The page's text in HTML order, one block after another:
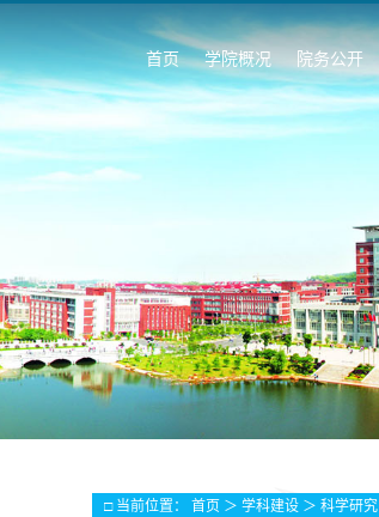
首页 学院概况 院务公开
□ 当前位置：首页 ＞学科建设 ＞科学研究